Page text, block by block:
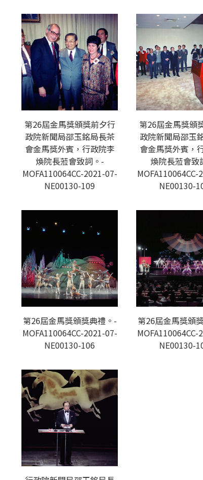
第26屆金馬獎頒獎前夕行
政院新聞局邵玉銘局長茶
會金馬獎外賓，行政院李
煥院長蒞會致詞。-
MOFA110064CC-2021-07-
NE00130-109
第26屆金馬獎頒
政院新聞局邵玉
會金馬獎外賓，
煥院長蒞會致
MOFA110064CC-
NE00130-
第26屆金馬獎頒獎典禮。-
MOFA110064CC-2021-07-
NE00130-106
第26屆金馬獎頒
MOFA110064CC-
NE00130-